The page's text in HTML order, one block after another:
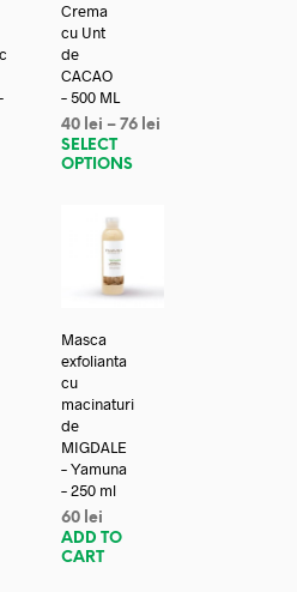
Crema
cu Unt
de
CACAO
– 500 ML
40 lei –76 lei
SELECT
OPTIONS
Masca
exfolianta
cu
macinaturi
de
MIGDALE
– Yamuna
– 250 ml
60 lei
ADD TO
CART